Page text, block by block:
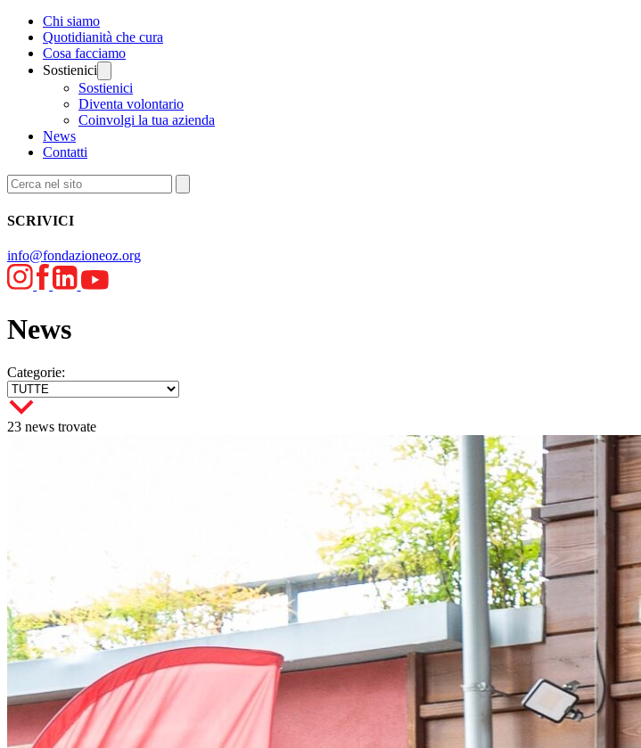
Chi siamo
Quotidianità che cura
Cosa facciamo
Sostienici
Sostienici
Diventa volontario
Coinvolgi la tua azienda
News
Contatti
SCRIVICI
info@fondazioneoz.org
News
Categorie:
23 news trovate